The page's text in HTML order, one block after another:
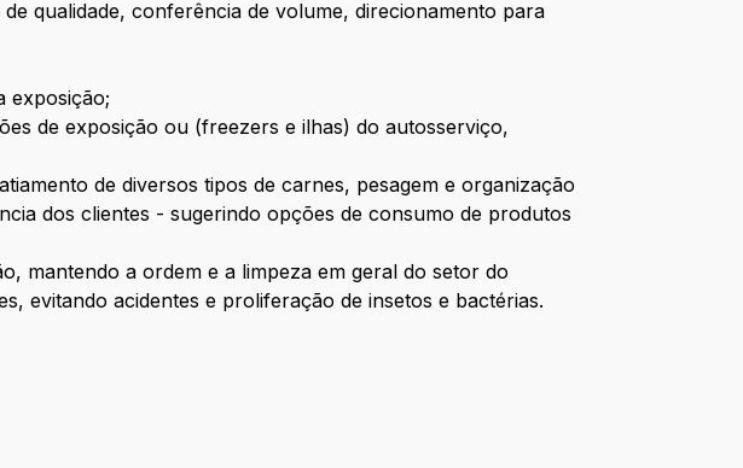
qualidade, conferência de volume, direcionamento para
exposição;
de exposição ou (freezers e ilhas) do autosserviço,
de diversos tipos de carnes, pesagem e organização
dos clientes - sugerindo opções de consumo de produtos
mantendo a ordem e a limpeza em geral do setor do
evitando acidentes e proliferação de insetos e bactérias.